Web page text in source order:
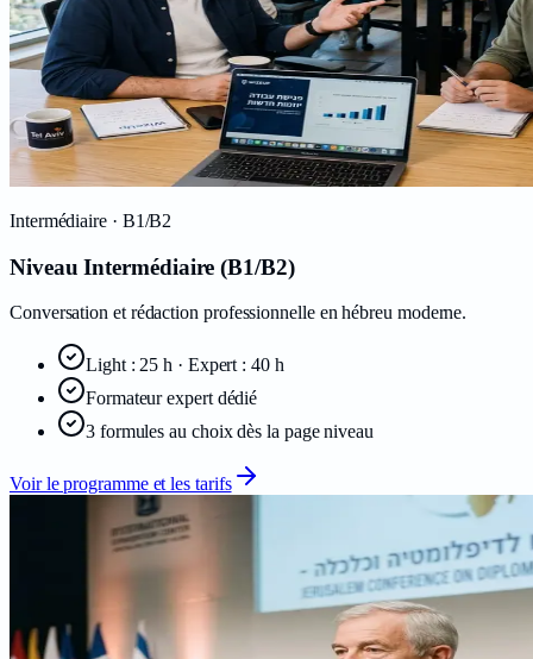
Intermédiaire· B1/B2
Niveau Intermédiaire (B1/B2)
Conversation et rédaction professionnelle en hébreu moderne.
Light : 25 h · Expert : 40 h
Formateur expert dédié
3 formules au choix dès la page niveau
Voir le programme et les tarifs